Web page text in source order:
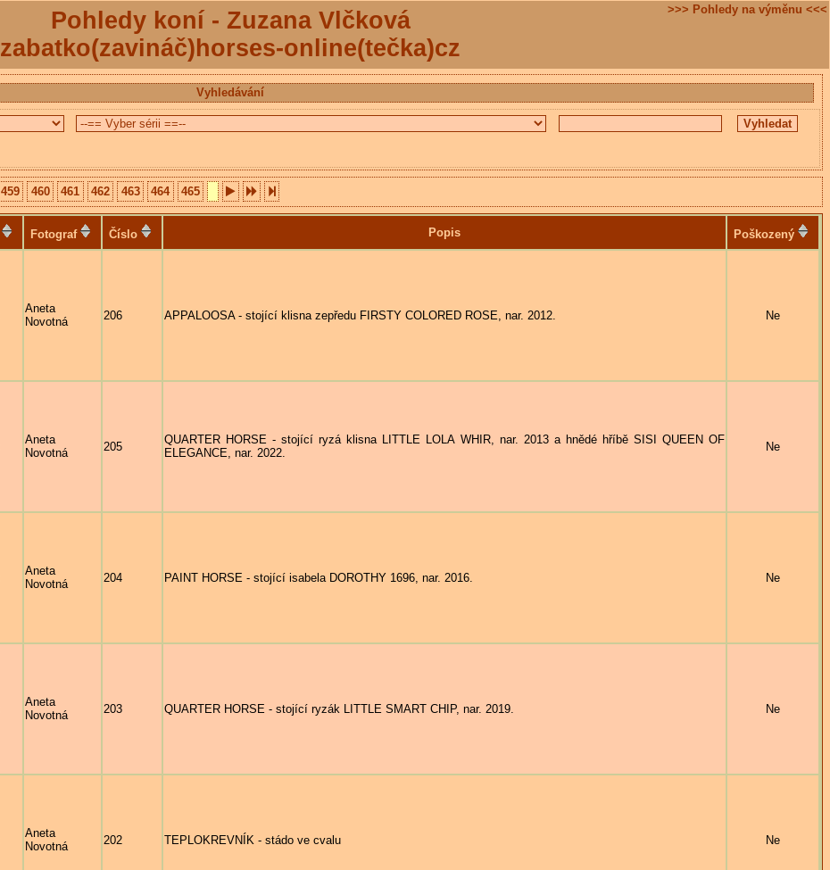
Pohledy koní - Zuzana Vlčková
zabatko(zavináč)horses-online(tečka)cz
>>> Pohledy na výměnu <<<
Vyhledávání
459 460 461 462 463 464 465
Fotograf Číslo Popis Poškozený
Aneta
Novotná
206 APPALOOSA - stojící klisna zepředu FIRSTY COLORED ROSE, nar. 2012. Ne
Aneta
Novotná
205
QUARTER HORSE - stojící ryzá klisna LITTLE LOLA WHIR, nar. 2013 a hnědé hříbě SISI QUEEN OF
ELEGANCE, nar. 2022.
Ne
Aneta
Novotná
204 PAINT HORSE - stojící isabela DOROTHY 1696, nar. 2016. Ne
Aneta
Novotná
203 QUARTER HORSE - stojící ryzák LITTLE SMART CHIP, nar. 2019. Ne
Aneta
Novotná
202 TEPLOKREVNÍK - stádo ve cvalu Ne